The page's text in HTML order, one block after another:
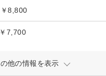
8,800
7,700
他の情報を表示